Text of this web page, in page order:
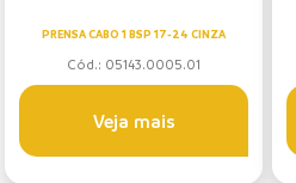
PRENSA CABO 1 BSP 17-24 CINZA
Cód.: 05143.0005.01
Veja mais